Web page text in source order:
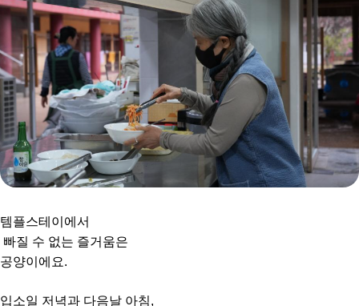
템플스테이에서
빠질 수 없는 즐거움은
공양이에요.
입소일 저녁과 다음날 아침,